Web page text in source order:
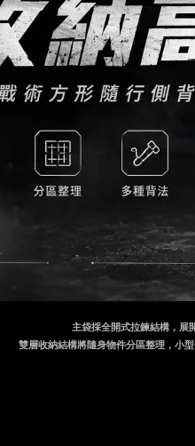
主袋採全開式拉鍊結構，展
雙層收納結構將隨身物件分區整理，小